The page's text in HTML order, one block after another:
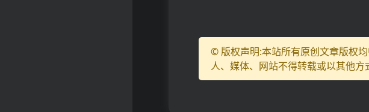
© 版权声明:本站所有原创文章版权
人、媒体、网站不得转载或以其他方